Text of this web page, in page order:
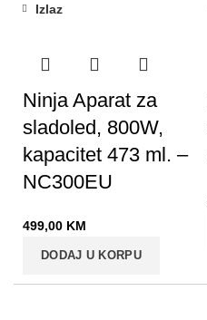
Izlaz
Ninja Aparat za
sladoled, 800W,
kapacitet 473 ml. –
NC300EU
499,00 KM
DODAJ U KORPU